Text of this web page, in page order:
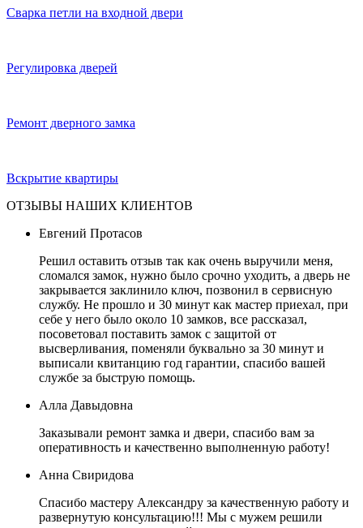
Сварка петли на входной двери
Регулировка дверей
Ремонт дверного замка
Вскрытие квартиры
ОТЗЫВЫ НАШИХ КЛИЕНТОВ
Евгений Протасов
Решил оставить отзыв так как очень выручили меня,
сломался замок, нужно было срочно уходить, а дверь не
закрывается заклинило ключ, позвонил в сервисную
службу. Не прошло и 30 минут как мастер приехал, при
себе у него было около 10 замков, все рассказал,
посоветовал поставить замок с защитой от
высверливания, поменяли буквально за 30 минут и
выписали квитанцию год гарантии, спасибо вашей
службе за быструю помощь.
Алла Давыдовна
Заказывали ремонт замка и двери, спасибо вам за
оперативность и качественно выполненную работу!
Анна Свиридова
Спасибо мастеру Александру за качественную работу и
развернутую консультацию!!! Мы с мужем решили